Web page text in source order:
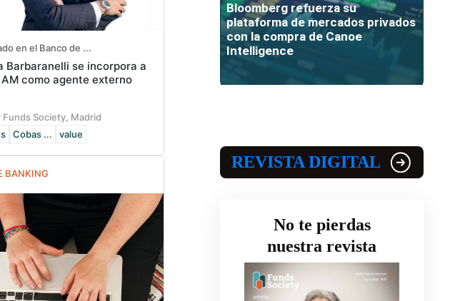
en el Banco de ...
Barbaranelli se incorpora a
como agente externo
Funds Society, Madrid
Cobas ... value
BANKING
Bloomberg refuerza su
plataforma de mercados privados
con la compra de Canoe
Intelligence
REVISTA DIGITAL
No te pierdas
nuestra revista